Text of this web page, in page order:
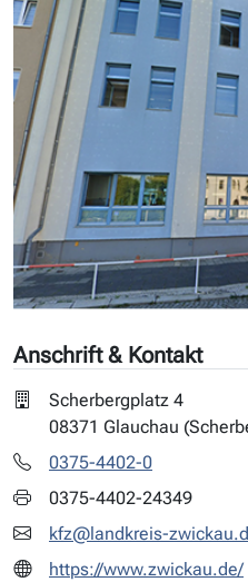
Anschrift & Kontakt
Scherbergplatz 4
08371 Glauchau
0375-4402-0
0375-4402-24349
kfz@landkreis-
https://www.zwickau.de/